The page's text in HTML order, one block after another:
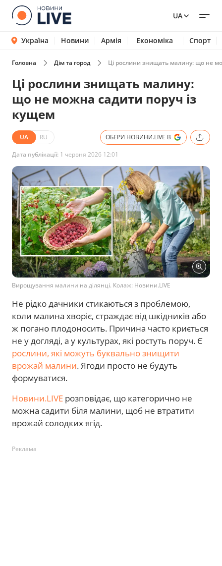
UA
Україна Новини Армія Економіка Спорт
Головна Дім та город Ці рослини знищать малину: що не
Ці рослини знищать малину:
що не можна садити поруч із
кущем
UA RU ОБЕРИ НОВИНИ.LIVE В
Дата публікації: 1 червня 2026 12:01
Вирощування малини на ділянці. Колаж: Новини.LIVE
Не рідко дачники стикаються з проблемою,
коли малина хворіє, страждає від шкідників або
ж погано плодоносить. Причина часто криється
не у догляді, а у культурах, які ростуть поруч. Є
рослини, які можуть буквально знищити
врожай малини. Ягоди просто не будуть
формуватися.
Новини.LIVE розповідає, що категорично не
можна садити біля малини, щоб не втратити
врожай солодких ягід.
Реклама